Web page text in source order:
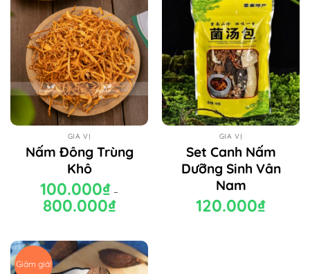
GIA VỊ
Nấm Đông Trùng
Khô
100.000₫ –
800.000₫Khoảng
giá:
800.000₫
GIA VỊ
Set Canh Nấm
Dưỡng Sinh Vân
Nam
120.000₫
Giảm giá!